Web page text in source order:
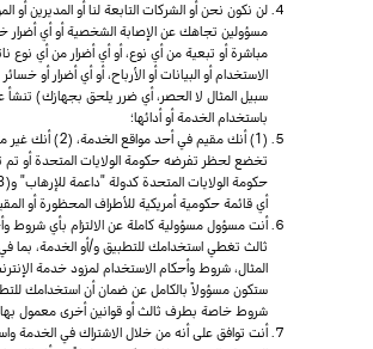
لن نكون نحن أو الشركات التابعة لنا أو المديرين أو
مسؤولين تجاهك عن الإصابة الشخصية أو أي أضرار
مباشرة أو تبعية من أي نوع، أو أي أضرار من أي نوع
الاستخدام أو البيانات أو الأرباح، أو أي أضرار أو
سبيل المثال لا الحصر، أي ضرر يلحق بجهازك) تنشأ
باستخدام الخدمة أو أدائها؛
(1) أنك مقيم في أحد
تخضع لحظر تفرضه حكومة الولايات المتحدة أو
أي قائمة حكومية أمريكية للأطراف المحظورة أو
أنت مسؤول مسؤولية كاملة عن الالتزام بأي
ثالث تغطي استخدامك للتطبيق و/أو الخدمة، بما
المثال، شروط وأحكام الاستخدام لمزود خدمة
ستكون مسؤولاً بالكامل عن ضمان أن استخدامك
شروط خاصة بطرف ثالث أو قوانين أخرى معمول
أنت توافق على أنه من خلال الاشتراك في الخدمة